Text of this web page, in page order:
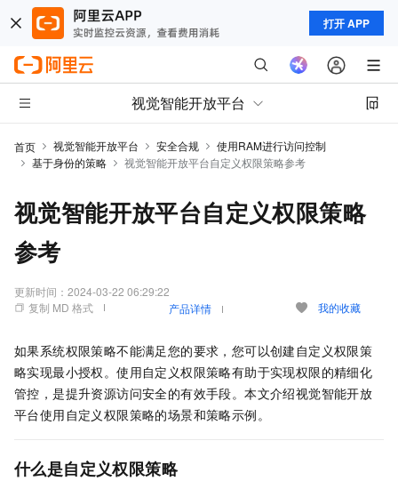
打开 APP
视觉智能开放平台
首页 视觉智能开放平台 安全合规
使用RAM进行访问控制
基于身份的策略
视觉智能开放平台自定义权限策略参考
视觉智能开放平台自定义权限策略
参考
更新时间： 2024-03-22 06:29:22
复制 MD 格式
产品详情 我的收藏
如果系统权限策略不能满足您的要求，您可以创建自定义权限策
略实现最小授权。使用自定义权限策略有助于实现权限的精细化
管控，是提升资源访问安全的有效手段。本文介绍视觉智能开放
平台使用自定义权限策略的场景和策略示例。
什么是自定义权限策略